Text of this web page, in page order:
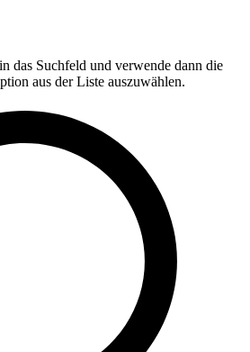
das Suchfeld und verwende dann die
aus der Liste auszuwählen.